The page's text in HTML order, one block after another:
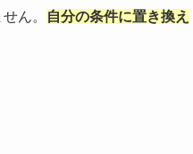
ん。
自分の条件に置き換え